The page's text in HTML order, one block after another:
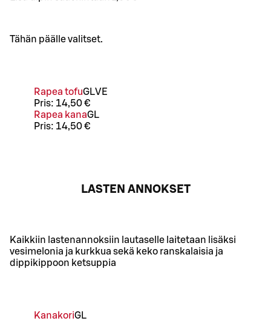
Tähän päälle valitset.
Rapea tofuGLVE
Pris: 14,50 €
Rapea kanaGL
Pris: 14,50 €
LASTEN ANNOKSET
Kaikkiin lastenannoksiin lautaselle laitetaan lisäksi
vesimelonia ja kurkkua sekä keko ranskalaisia ja
dippikippoon ketsuppia
KanakoriGL